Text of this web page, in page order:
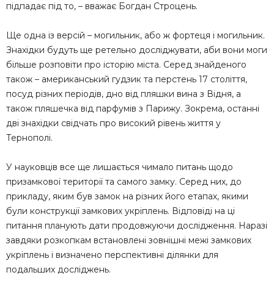
підпадає під то, – вважає Богдан Строцень.
Ще одна із версій – могильник, або ж фортеця і могильник.
Знахідки будуть ще ретельно досліджувати, аби вони моги
більше розповіти про історію міста. Серед знайденого
також – американський гудзик та перстень 17 століття,
посуд різних періодів, дно від пляшки вина з Відня, а
також пляшечка від парфумів з Парижу. Зокрема, останні
дві знахідки свідчать про високий рівень життя у
Тернополі.
У науковців все ще лишається чимало питань щодо
призамкової території та самого замку. Серед них, до
прикладу, яким був замок на різних його етапах, якими
були конструкції замкових укріплень. Відповіді на ці
питання планують дати продовжуючи дослідження. Наразі
завдяки розкопкам встановлені зовнішні межі замкових
укріплень і визначено перспективні ділянки для
подальших досліджень.